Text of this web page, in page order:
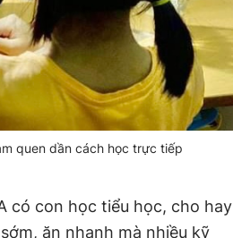
quen dần cách học trực tiếp
có con học tiểu học, cho hay
ăn nhanh mà nhiều kỹ